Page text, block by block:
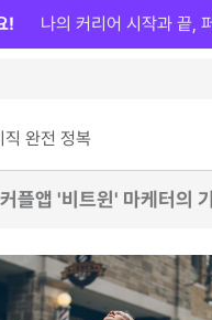
직 완전 정복
! 나의 커리어 시작과 끝,
플앱 '비트윈' 마케터의